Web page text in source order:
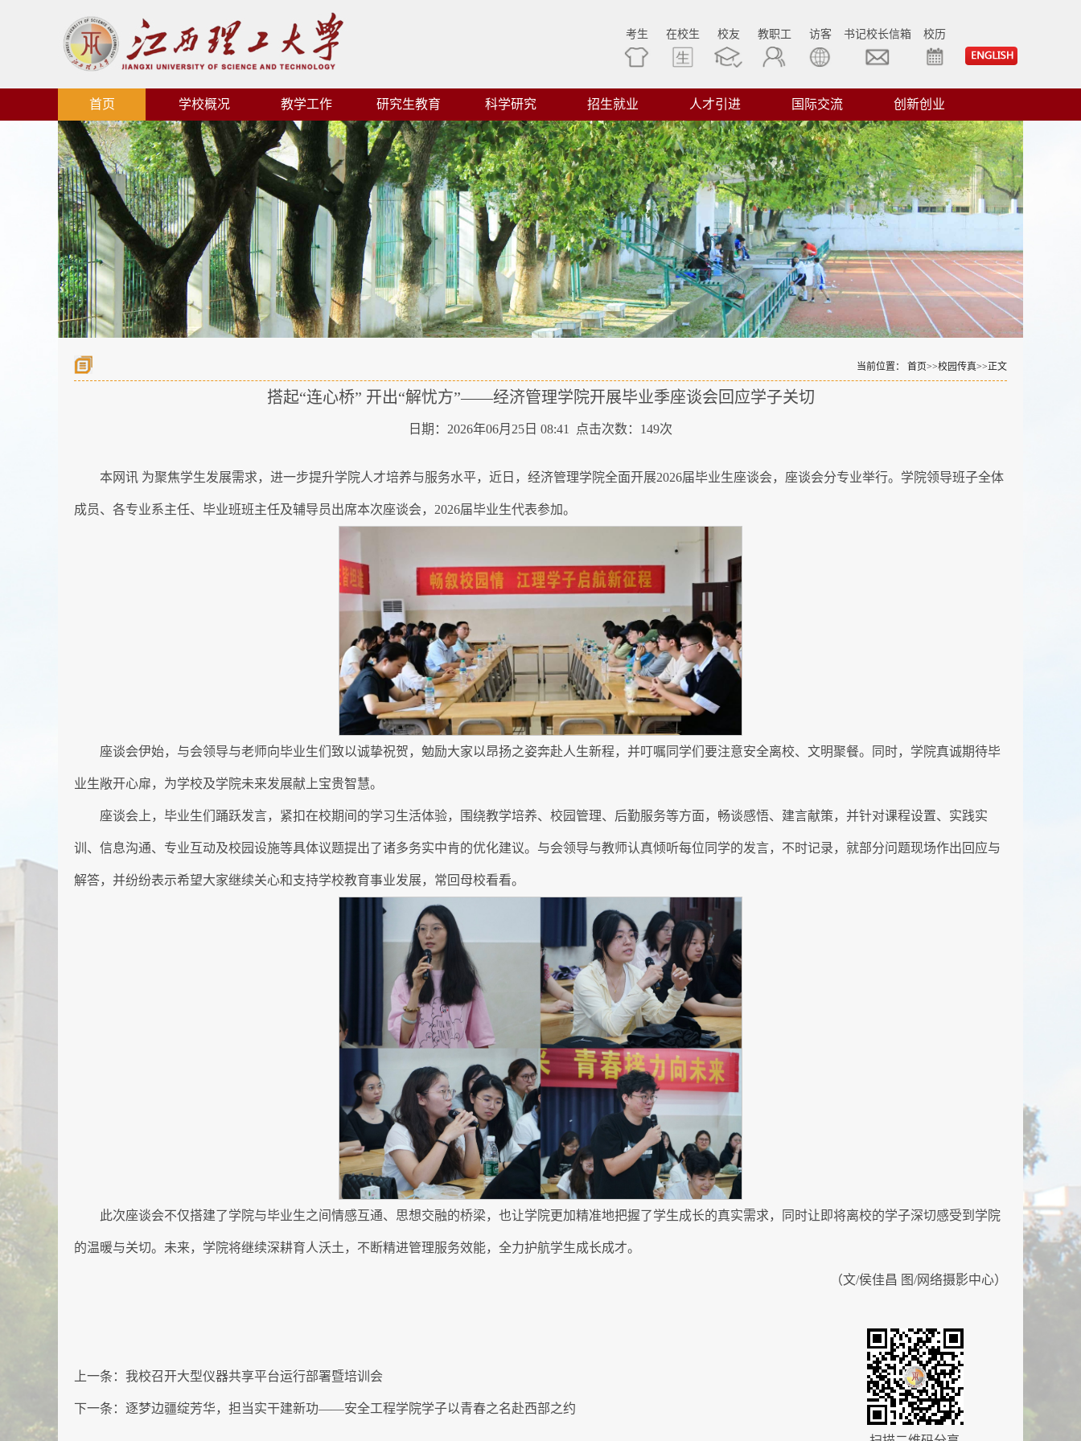
考生 在校生 校友 教职工 访客 书记校长信箱 校历
首页 学校概况 教学工作 研究生教育 科学研究 招生就业 人才引进 国际交流 创新创业
当前位置： 首页>>校园传真>>正文
搭起“连心桥” 开出“解忧方”——经济管理学院开展毕业季座谈会回应学子关切
日期：2026年06月25日 08:41 点击次数： 149次
本网讯 为聚焦学生发展需求，进一步提升学院人才培养与服务水平，近日，经济管理学院全面开展2026届毕业生座谈会，座谈会分专业举行。学院领导班子全体
成员、各专业系主任、毕业班班主任及辅导员出席本次座谈会，2026届毕业生代表参加。
座谈会伊始，与会领导与老师向毕业生们致以诚挚祝贺，勉励大家以昂扬之姿奔赴人生新程，并叮嘱同学们要注意安全离校、文明聚餐。同时，学院真诚期待毕
业生敞开心扉，为学校及学院未来发展献上宝贵智慧。
座谈会上，毕业生们踊跃发言，紧扣在校期间的学习生活体验，围绕教学培养、校园管理、后勤服务等方面，畅谈感悟、建言献策，并针对课程设置、实践实
训、信息沟通、专业互动及校园设施等具体议题提出了诸多务实中肯的优化建议。与会领导与教师认真倾听每位同学的发言，不时记录，就部分问题现场作出回应与
解答，并纷纷表示希望大家继续关心和支持学校教育事业发展，常回母校看看。
此次座谈会不仅搭建了学院与毕业生之间情感互通、思想交融的桥梁，也让学院更加精准地把握了学生成长的真实需求，同时让即将离校的学子深切感受到学院
的温暖与关切。未来，学院将继续深耕育人沃土，不断精进管理服务效能，全力护航学生成长成才。
（文/侯佳昌 图/网络摄影中心）
上一条： 我校召开大型仪器共享平台运行部署暨培训会
下一条： 逐梦边疆绽芳华，担当实干建新功——安全工程学院学子以青春之名赴西部之约